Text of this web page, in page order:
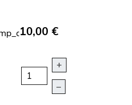
10,00 €
+
–